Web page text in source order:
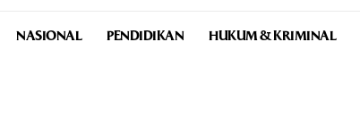
NASIONAL PENDIDIKAN HUKUM & KRIMINAL